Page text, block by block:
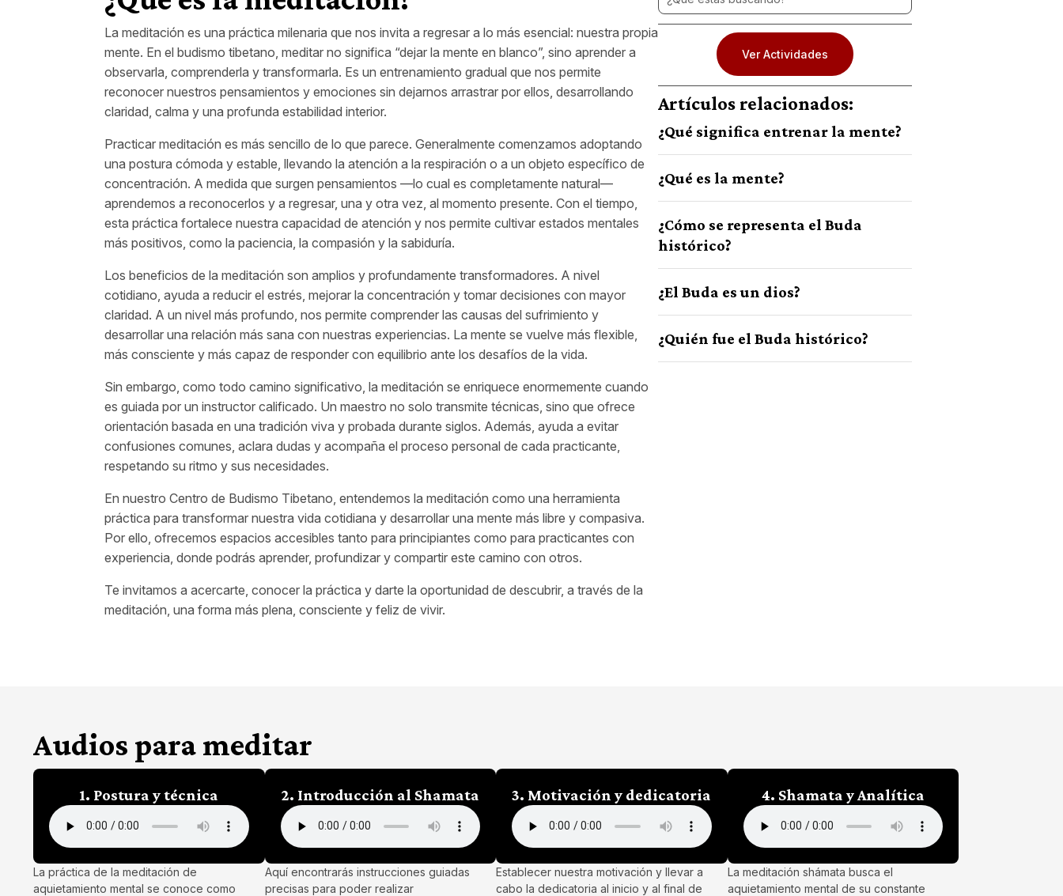
La meditación es una práctica milenaria que nos invita a regresar a lo más esencial: nuestra propia
mente. En el budismo tibetano, meditar no significa “dejar la mente en blanco”, sino aprender a
observarla, comprenderla y transformarla. Es un entrenamiento gradual que nos permite
reconocer nuestros pensamientos y emociones sin dejarnos arrastrar por ellos, desarrollando
claridad, calma y una profunda estabilidad interior.
Practicar meditación es más sencillo de lo que parece. Generalmente comenzamos adoptando
una postura cómoda y estable, llevando la atención a la respiración o a un objeto específico de
concentración. A medida que surgen pensamientos —lo cual es completamente natural—
aprendemos a reconocerlos y a regresar, una y otra vez, al momento presente. Con el tiempo,
esta práctica fortalece nuestra capacidad de atención y nos permite cultivar estados mentales
más positivos, como la paciencia, la compasión y la sabiduría.
Los beneficios de la meditación son amplios y profundamente transformadores. A nivel
cotidiano, ayuda a reducir el estrés, mejorar la concentración y tomar decisiones con mayor
claridad. A un nivel más profundo, nos permite comprender las causas del sufrimiento y
desarrollar una relación más sana con nuestras experiencias. La mente se vuelve más flexible,
más consciente y más capaz de responder con equilibrio ante los desafíos de la vida.
Sin embargo, como todo camino significativo, la meditación se enriquece enormemente cuando
es guiada por un instructor calificado. Un maestro no solo transmite técnicas, sino que ofrece
orientación basada en una tradición viva y probada durante siglos. Además, ayuda a evitar
confusiones comunes, aclara dudas y acompaña el proceso personal de cada practicante,
respetando su ritmo y sus necesidades.
En nuestro Centro de Budismo Tibetano, entendemos la meditación como una herramienta
práctica para transformar nuestra vida cotidiana y desarrollar una mente más libre y compasiva.
Por ello, ofrecemos espacios accesibles tanto para principiantes como para practicantes con
experiencia, donde podrás aprender, profundizar y compartir este camino con otros.
Te invitamos a acercarte, conocer la práctica y darte la oportunidad de descubrir, a través de la
meditación, una forma más plena, consciente y feliz de vivir.
Ver Actividades
Artículos relacionados:
¿Qué significa entrenar la mente?
¿Qué es la mente?
¿Cómo se representa el Buda
histórico?
¿El Buda es un dios?
¿Quién fue el Buda histórico?
Audios para meditar
1. Postura y técnica
La práctica de la meditación de
aquietamiento mental se conoce como
2. Introducción al Shamata
Aquí encontrarás instrucciones guiadas
precisas para poder realizar
3. Motivación y dedicatoria
Establecer nuestra motivación y llevar a
cabo la dedicatoria al inicio y al final de
4. Shamata y Analítica
La meditación shámata busca el
aquietamiento mental de su constante